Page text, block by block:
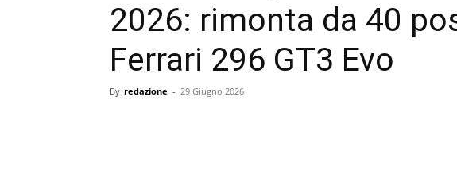
2026: rimonta da 40
Ferrari 296 GT3 Evo
By redazione - 29 Giugno 2026